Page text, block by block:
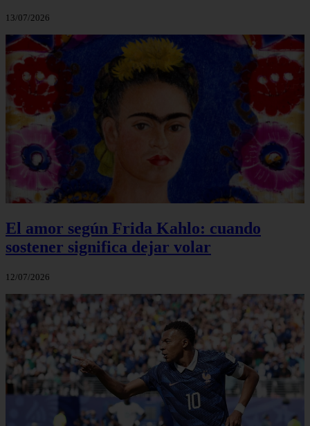
13/07/2026
El amor según Frida Kahlo: cuando
sostener significa dejar volar
12/07/2026